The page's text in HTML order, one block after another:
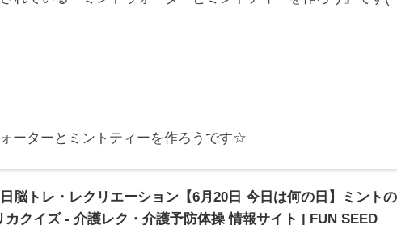
ーターとミントティーを作ろうです☆
脳トレ・レクリエーション【6月20日 今日は何の日】ミント
カクイズ - 介護レク・介護予防体操 情報サイト | FUN SEED